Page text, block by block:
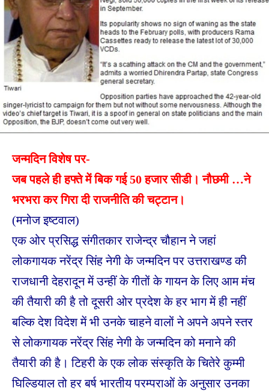
जन्मदिन विशेष पर-
जब पहले ही हफ्ते में बिक गई 50 हजार सीडी। नौछमी …ने
भरभरा कर गिरा दी राजनीति की चट्टान।
(मनोज इष्टवाल)
एक ओर प्रसिद्ध संगीतकार राजेन्द्र चौहान ने जहां
लोकगायक नरेंद्र सिंह नेगी के जन्मदिन पर उत्तराखण्ड की
राजधानी देहरादून में उन्हीं के गीतों के गायन के लिए आम मंच
की तैयारी की है तो दूसरी ओर प्रदेश के हर भाग में ही नहीं
बल्कि देश विदेश में भी उनके चाहने वालों ने अपने अपने स्तर
से लोकगायक नरेंद्र सिंह नेगी के जन्मदिन को मनाने की
तैयारी की है। टिहरी के एक लोक संस्कृति के चितेरे कुम्मी
घिल्डियाल तो हर बर्ष भारतीय परम्पराओं के अनुसार उनका